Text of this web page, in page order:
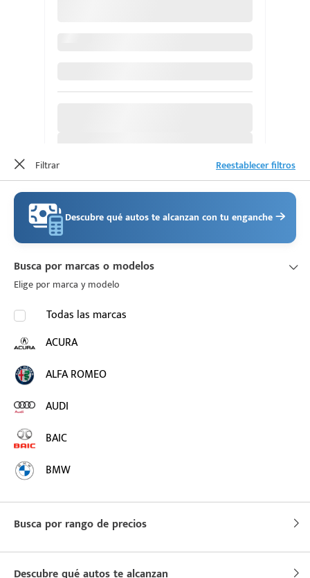
Filtrar Reestablecer filtros
Descubre qué autos te alcanzan con tu enganche
Busca por marcas o modelos
Elige por marca y modelo
Todas las marcas
ACURA
ALFA ROMEO
AUDI
BAIC
BMW
BUICK
BYD
CADILLAC
Busca por rango de precios
Descubre qué autos te alcanzan